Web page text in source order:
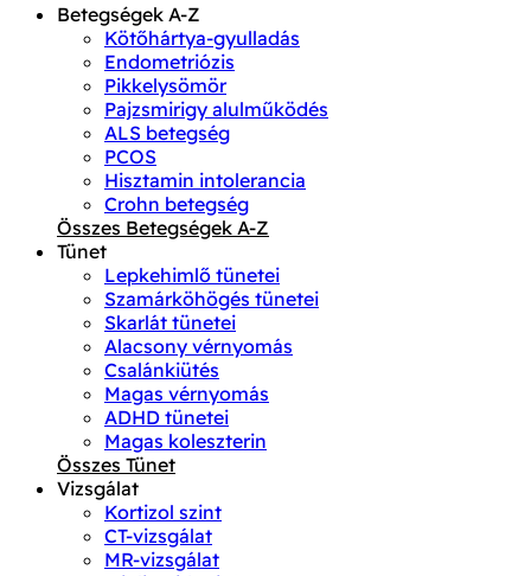
Betegségek A-Z
Kötőhártya-gyulladás
Endometriózis
Pikkelysömör
Pajzsmirigy alulműködés
ALS betegség
PCOS
Hisztamin intolerancia
Crohn betegség
Összes Betegségek A-Z
Tünet
Lepkehimlő tünetei
Szamárköhögés tünetei
Skarlát tünetei
Alacsony vérnyomás
Csalánkiütés
Magas vérnyomás
ADHD tünetei
Magas koleszterin
Összes Tünet
Vizsgálat
Kortizol szint
CT-vizsgálat
MR-vizsgálat